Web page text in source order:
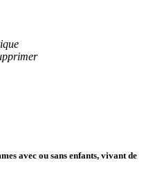
avec ou sans enfants, vivant de